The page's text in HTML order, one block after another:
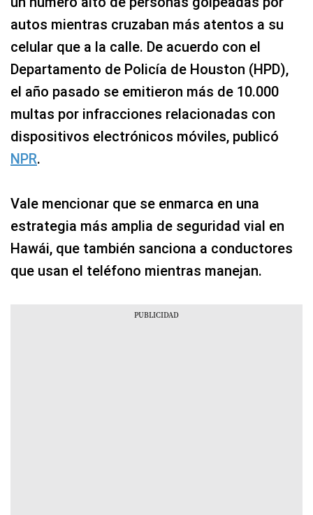
autos mientras cruzaban más atentos a su
celular que a la calle. De acuerdo con el
Departamento de Policía de Houston (HPD),
el año pasado se emitieron más de 10.000
multas por infracciones relacionadas con
dispositivos electrónicos móviles, publicó
NPR.
Vale mencionar que se enmarca en una
estrategia más amplia de seguridad vial en
Hawái, que también sanciona a conductores
que usan el teléfono mientras manejan.